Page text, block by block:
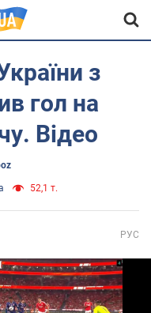
з
гол на
Відео
52,1 т.
РУС